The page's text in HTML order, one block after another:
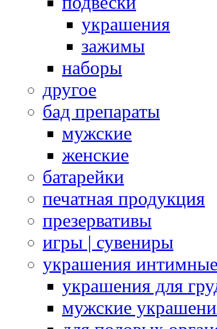
украшения
зажимы
наборы
другое
бад препараты
мужские
женские
батарейки
печатная продукция
презервативы
игры | сувениры
украшения
украшения для
мужские